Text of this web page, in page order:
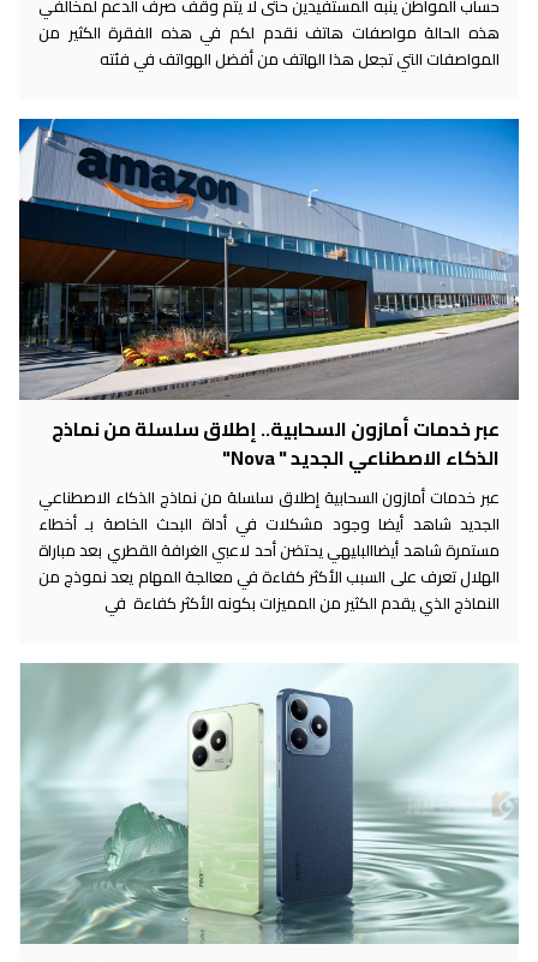
هذه الحالة مواصفات هاتف نقدم لكم في هذه الفقرة الكثير من
المواصفات التي تجعل هذا الهاتف من أفضل الهواتف في فئته
عبر خدمات أمازون السحابية.. إطلاق سلسلة من نماذج
الذكاء الاصطناعي الجديد " Nova"
عبر خدمات أمازون السحابية إطلاق سلسلة من نماذج الذكاء الاصطناعي
الجديد شاهد أيضا وجود مشكلات في أداة البحث الخاصة بـ أخطاء
مستمرة شاهد أيضاالبليهي يحتضن أحد لاعبي الغرافة القطري بعد مباراة
الهلال تعرف على السبب الأكثر كفاءة في معالجة المهام يعد نموذج من
النماذج الذي يقدم الكثير من المميزات بكونه الأكثر كفاءة في